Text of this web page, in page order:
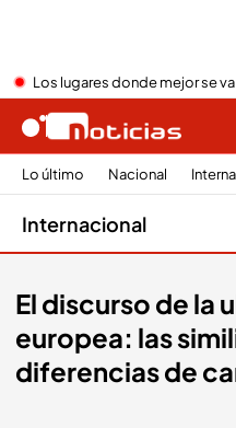
Los lugares donde mejor se
Lo último Nacional
Internacional
El discurso de la
europea: las
diferencias de